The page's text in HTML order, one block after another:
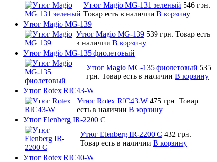
Утюг Magio MG-131 зеленый 546 грн.
Товар есть в наличии В корзину
Утюг Magio MG-139
Утюг Magio MG-139 539 грн. Товар есть
в наличии В корзину
Утюг Magio MG-135 фиолетовый
Утюг Magio MG-135 фиолетовый 535
грн. Товар есть в наличии В корзину
Утюг Rotex RIC43-W
Утюг Rotex RIC43-W 475 грн. Товар
есть в наличии В корзину
Утюг Elenberg IR-2200 C
Утюг Elenberg IR-2200 C 432 грн.
Товар есть в наличии В корзину
Утюг Rotex RIC40-W